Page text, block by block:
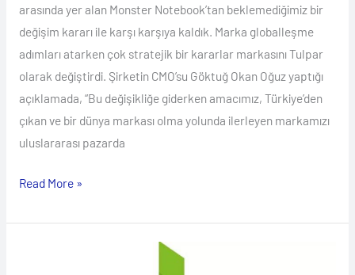
arasında yer alan Monster Notebook’tan beklemediğimiz bir
değişim kararı ile karşı karşıya kaldık. Marka globalleşme
adımları atarken çok stratejik bir kararlar markasını Tulpar
olarak değiştirdi. Şirketin CMO’su Göktuğ Okan Oğuz yaptığı
açıklamada, “Bu değişikliğe giderken amacımız, Türkiye’den
çıkan ve bir dünya markası olma yolunda ilerleyen markamızı
uluslararası pazarda
Read More »